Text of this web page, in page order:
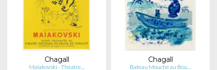
Chagall
Maïakovski - Théatre…
Chagall
Bateau Mouche au Bou…